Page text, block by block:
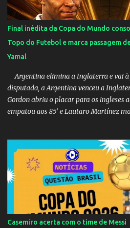
Final inédita da Copa do Mundo
Topo do Futebol e marca passagem
Yamal
Argentina elimina a Inglaterra e vai
disputada, a Argentina venceu a
Gordon abriu o placar para os ingleses
empatou aos 85’ e Lautaro Martínez
Inglaterra durante o jogo.
Casemiro acerta com o time de Messi